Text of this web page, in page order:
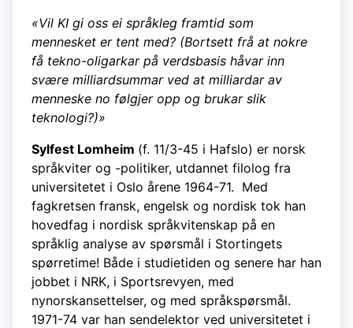
«Vil KI gi oss ei språkleg framtid som
mennesket er tent med? (Bortsett frå at nokre
få tekno-oligarkar på verdsbasis håvar inn
svære milliardsummar ved at milliardar av
menneske no følgjer opp og brukar slik
teknologi?)»
Sylfest Lomheim (f. 11/3-45 i Hafslo) er norsk
språkviter og -politiker, utdannet filolog fra
universitetet i Oslo årene 1964-71. Med
fagkretsen fransk, engelsk og nordisk tok han
hovedfag i nordisk språkvitenskap på en
språklig analyse av spørsmål i Stortingets
spørretime! Både i studietiden og senere har han
jobbet i NRK, i Sportsrevyen, med
nynorskansettelser, og med språkspørsmål.
1971-74 var han sendelektor ved universitetet i